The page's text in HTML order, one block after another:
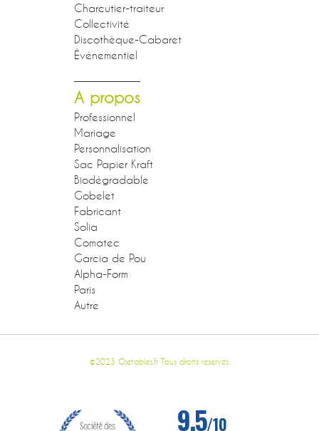
Charcutier-traiteur
Collectivité
Discothèque-Cabaret
Événementiel
A propos
Professionnel
Mariage
Personnalisation
Sac Papier Kraft
Biodégradable
Gobelet
Fabricant
Solia
Comatec
Garcia de Pou
Alpha-Form
Paris
Autre
©2023 Ojetables.fr Tous droits réservés.